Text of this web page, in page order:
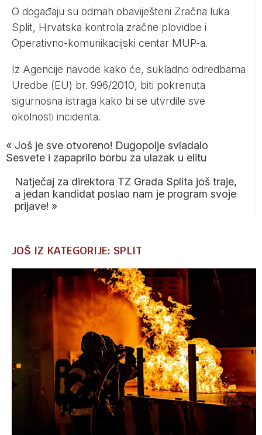
O događaju su odmah obaviješteni Zračna luka
Split, Hrvatska kontrola zračne plovidbe i
Operativno-komunikacijski centar MUP-a.
Iz Agencije navode kako će, sukladno odredbama
Uredbe (EU) br. 996/2010, biti pokrenuta
sigurnosna istraga kako bi se utvrdile sve
okolnosti incidenta.
« Još je sve otvoreno! Dugopolje svladalo
Sesvete i zapaprilo borbu za ulazak u elitu
Natječaj za direktora TZ Grada Splita još traje,
a jedan kandidat poslao nam je program svoje
prijave! »
JOŠ IZ KATEGORIJE: SPLIT